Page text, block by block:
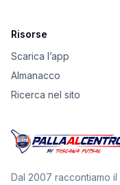
Risorse
Scarica l’app
Almanacco
Ricerca nel sito
Dal 2007 raccontiamo il